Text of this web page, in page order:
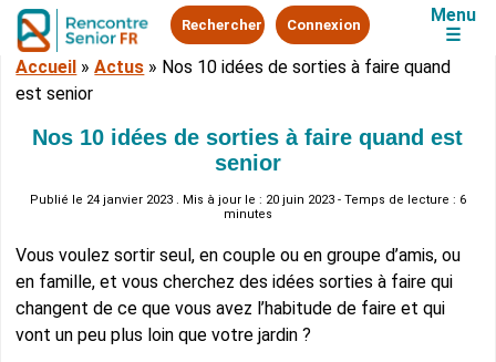
Rechercher Connexion
Menu
☰
Accueil »Actus » Nos 10 idées de sorties à faire quand
est senior
Nos 10 idées de sorties à faire quand est
senior
Publié le 24 janvier 2023 . Mis à jour le : 20 juin 2023 - Temps de lecture : 6
minutes
Vous voulez sortir seul, en couple ou en groupe d’amis, ou
en famille, et vous cherchez des idées sorties à faire qui
changent de ce que vous avez l’habitude de faire et qui
vont un peu plus loin que votre jardin ?